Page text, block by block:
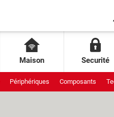
Maison Securité
Périphériques Composants